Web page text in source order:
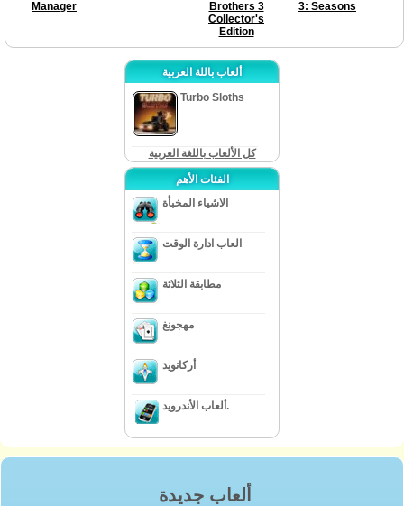
Manager
Brothers 3
Collector's
Edition
3: Seasons
ألعاب باللة العربية
Turbo Sloths
كل الألعاب باللغة العربية
الفئات الأهم
الاشياء المخبأة
العاب ادارة الوقت
مطابقة الثلاثة
مهجونغ
أركانويد
ألعاب الأندرويد.
ألعاب جديدة